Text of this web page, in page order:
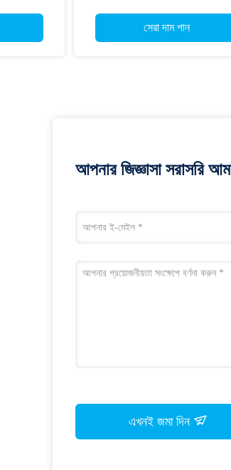
লিফট অংশ
সেরা দাম পান
আপনার জিজ্ঞাসা সরাসরি
এখনই জমা দিন